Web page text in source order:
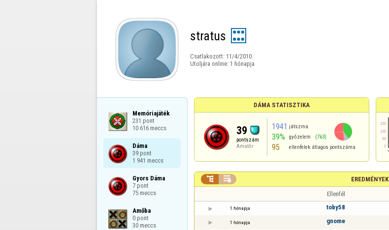
stratus
Csatlakozott: 11/4/2010
Utoljára online: 1 hónapja
Memóriajáték
231 pont
10 616 meccs
Dáma
39 pont
1 941 meccs
Gyors Dáma
7 pont
75 meccs
Amőba
0 pont
30 meccs
DÁMA STATISZTIKA
39
pontszám
Amatőr
1941 játszma
39% győzelem (763)
95 ellenfelek átlagos pontszáma
EREDMÉNYEK
 
Ellenfél
1 hónapja toby58
1 hónapja gnome